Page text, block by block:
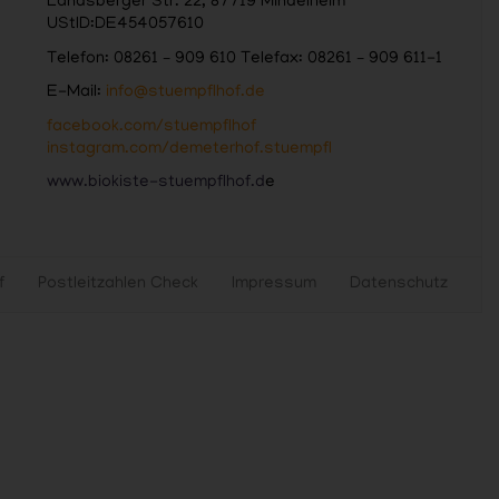
UStID:DE454057610
Telefon: 08261 – 909 610 Telefax: 08261 – 909 611-1
E-Mail: info@stuempflhof.de
facebook.com/stuempflhof
instagram.com/demeterhof.stuempfl
www.biokiste-stuempflhof.de
Postleitzahlen Check Impressum Datenschutz